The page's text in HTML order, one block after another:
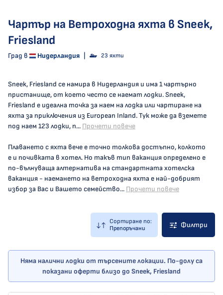
Чартър на Ветроходна яхта в Sneek,
Friesland
Град в Нидерландия 23 яхти
Sneek, Friesland се намира в Нидерландия и има 1 чартърно
пристанище, от което често се наемат лодки. Sneek,
Friesland е идеална точка за наем на лодка или чартиране на
яхта за приключения из European Inland. Тук може да вземете
под наем 123 лодки, п... Прочети повече
Плаването с яхта вече е точно толкова достъпно, колкото
е и почивката в хотел. Но такъв тип ваканция определено е
по-вълнуваща алтернатива на стандартната хотелска
ваканция - наемането на ветроходна яхта е най-добрият
избор за Вас и Вашето семейство... Прочети повече
Сортиране по:
Препоръчани
Филтри
Няма налични лодки от търсените локации. По-долу са
показани оферти близо до Sneek, Friesland